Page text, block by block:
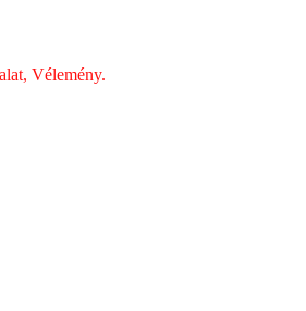
Vélemény.